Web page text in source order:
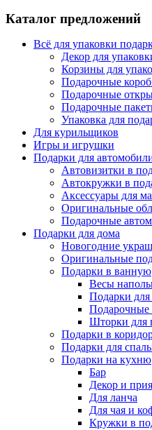
Каталог предложений
Всё для упаковки
Декор для
Корзины для
Подарочные
Подарочные
Подарочные
Упаковка для
Для курильщиков
Игры и игрушки
Подарки для
Автовизитки в
Автокружки в
Аксессуары для
Оригинальные
Подарочные
Подарки для дома
Новогодние
Оригинальные
Подарки в ванную
Весы
Подарки для
Подарочные
Шторки для
Подарки в
Подарки для
Подарки на кухню
Бар
Декор и
Для ланча
Для чая и
Кружки в